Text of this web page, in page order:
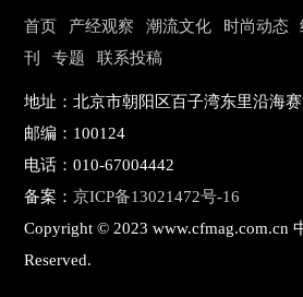
首页 产经观察 潮流文化 时尚动态
刊
专题 联系投稿
地址：北京市朝阳区百子湾东里沿海
邮编：100124
电话：010-67004442
备案：京ICP备13021472号-16
Copyright © 2023 www.cfmag.com.cn
Reserved.